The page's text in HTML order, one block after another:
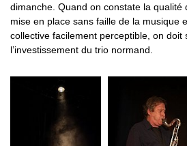
dimanche. Quand on constate la qualité
mise en place sans faille de la musique
collective facilement perceptible, on doit
l’investissement du trio normand.